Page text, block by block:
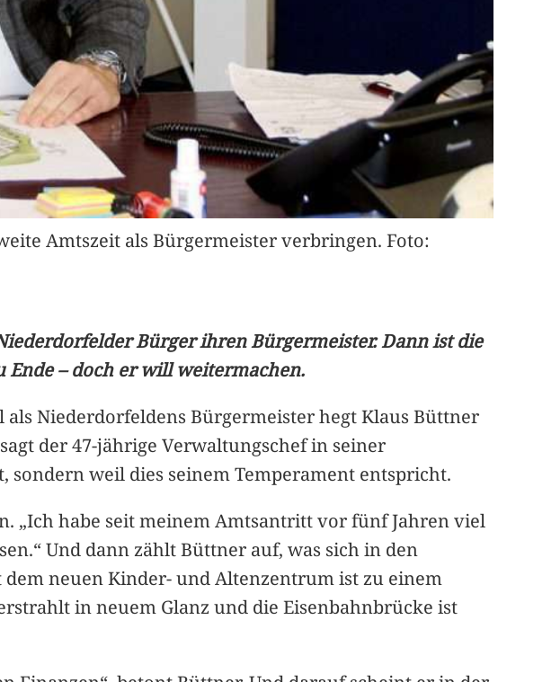
Amtszeit als Bürgermeister verbringen. Foto:
Bürger ihren Bürgermeister. Dann ist die
Ende – doch er will weitermachen.
Niederdorfeldens Bürgermeister hegt Klaus Büttner
der 47-jährige Verwaltungschef in seiner
weil dies seinem Temperament entspricht.
„Ich habe seit meinem Amtsantritt vor fünf Jahren viel
Und dann zählt Büttner auf, was sich in den
neuen Kinder- und Altenzentrum ist zu einem
in neuem Glanz und die Eisenbahnbrücke ist